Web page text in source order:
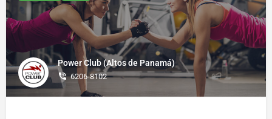
Power Club (Altos de Panamá)
6206-8102